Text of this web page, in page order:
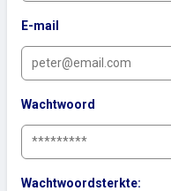
E-mail
Wachtwoord
Wachtwoordsterkte: